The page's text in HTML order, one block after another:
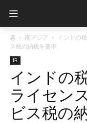
홈 南アジア
インドの
ス税の納税を要求
IR
インドの
ライセン
ビス税の